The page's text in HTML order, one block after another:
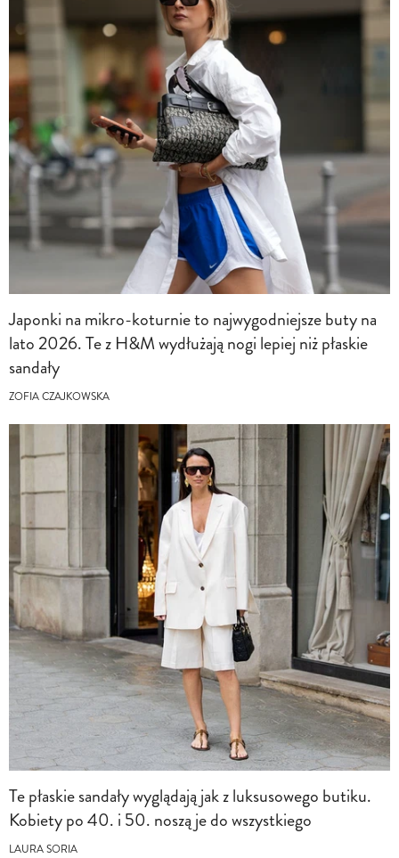
Japonki na mikro-koturnie to najwygodniejsze buty na
lato 2026. Te z H&M wydłużają nogi lepiej niż płaskie
sandały
ZOFIA CZAJKOWSKA
Te płaskie sandały wyglądają jak z luksusowego butiku.
Kobiety po 40. i 50. noszą je do wszystkiego
LAURA SORIA